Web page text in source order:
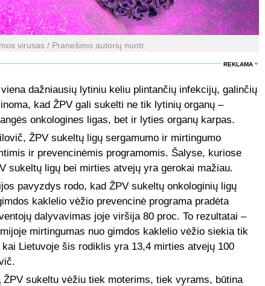
virusas / Pranešimo autorių nuotr.
REKLAMA
dažniausių lytiniu keliu plintančių infekcijų, galinčių
kad ŽPV gali sukelti ne tik lytinių organų –
onkologines ligas, bet ir lyties organų karpas.
ŽPV sukeltų ligų sergamumo ir mirtingumo
ir prevencinėmis programomis. Šalyse, kuriose
sukeltų ligų bei mirties atvejų yra gerokai mažiau.
pavyzdys rodo, kad ŽPV sukeltų onkologinių ligų
kaklelio vėžio prevencinė programa pradėta
dalyvavimas joje viršija 80 proc. To rezultatai –
mirtingumas nuo gimdos kaklelio vėžio siekia tik
Lietuvoje šis rodiklis yra 13,4 mirties atvejų 100
sukeltu vėžiu tiek moterims, tiek vyrams, būtina